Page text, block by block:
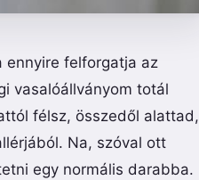
ennyire felforgatja az
vasalóállványom totál
félsz, összedől alattad,
Na, szóval ott
egy normális darabba.